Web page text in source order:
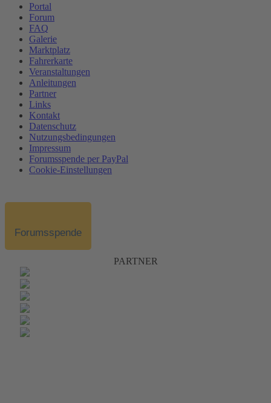
Portal
Forum
FAQ
Galerie
Marktplatz
Fahrerkarte
Veranstaltungen
Anleitungen
Partner
Links
Kontakt
Datenschutz
Nutzungsbedingungen
Impressum
Forumsspende per PayPal
Cookie-Einstellungen
Forumsspende
PARTNER